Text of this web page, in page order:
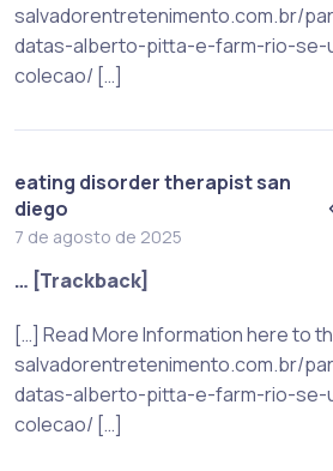
salvadorentretenimento.com.br/
datas-alberto-pitta-e-farm-rio-se-
colecao/ […]
eating disorder therapist san
diego
7 de agosto de 2025
… [Trackback]
[…] Read More Information here to
salvadorentretenimento.com.br/
datas-alberto-pitta-e-farm-rio-se-
colecao/ […]